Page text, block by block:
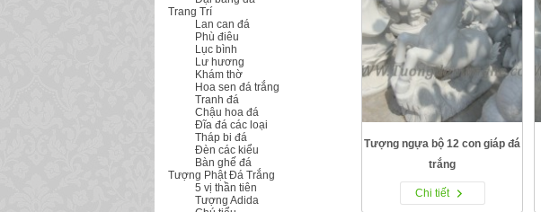
Tượng ngựa bộ 12 con giáp đá
trắng
Chi tiết
Trang Trí
Lan can đá
Phù điêu
Lục bình
Lư hương
Khám thờ
Hoa sen đá trắng
Tranh đá
Chậu hoa đá
Đĩa đá các loại
Tháp bi đá
Đèn các kiểu
Bàn ghế đá
Tượng Phật Đá Trắng
5 vị thần tiên
Tượng Adida